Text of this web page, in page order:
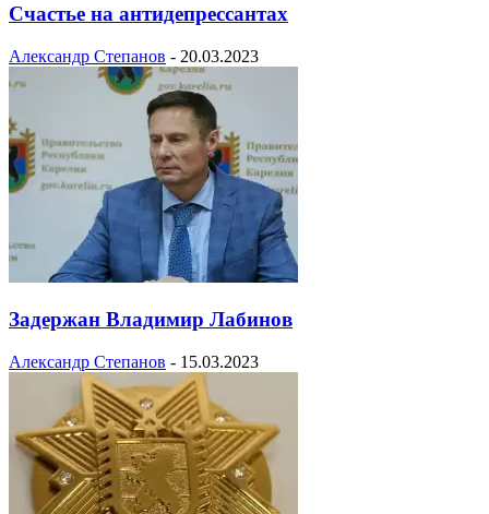
Счастье на антидепрессантах
Александр Степанов - 20.03.2023
Задержан Владимир Лабинов
Александр Степанов - 15.03.2023